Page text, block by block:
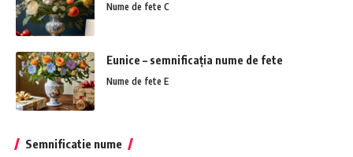
Nume de fete C
Eunice – semnificația nume de fete
Nume de fete E
Semnificatie nume